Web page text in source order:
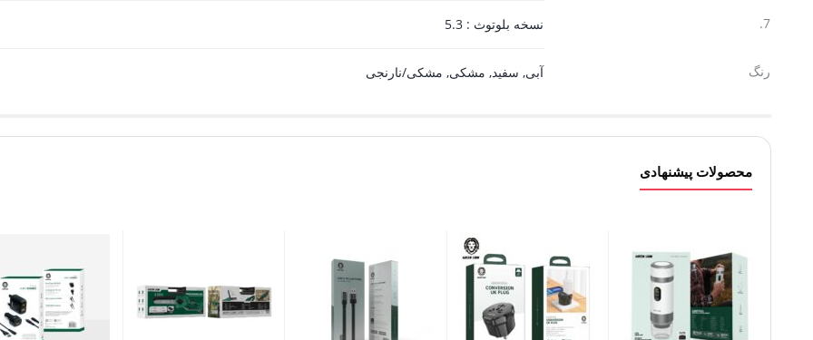
7. نسخه بلوتوث : 5.3
رنگ آبی, سفید, مشکی, مشکی/نارنجی
محصولات پیشنهادی